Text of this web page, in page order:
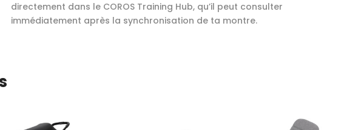
directement dans le COROS Training Hub, qu’il peut consulter
immédiatement après la synchronisation de ta montre.